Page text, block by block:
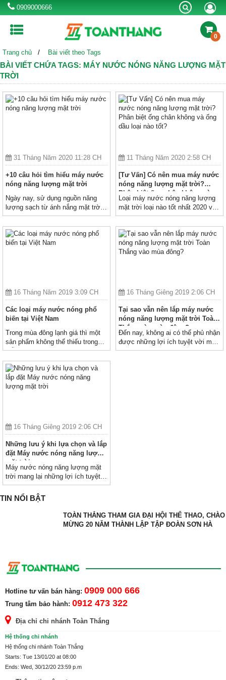
0909000666
MÁY LỌC NƯỚC RO BÌNH NƯỚC NÓNG
NLMT
BỒN TỰ HOẠI BỒN NƯỚC INOX BỒN NHỰA
CHẬU RỬA INOX VÒI CHẬU RỬA SEN VÒI
Liên hệ tư vấn mua hàng:0909000666
Liên hệ bảo hành:0912 473 322
Toàn thắng
0
Trang chủ Bài viết theo Tags
BÀI VIẾT CHỨA TAGS: MÁY NƯỚC NÓNG NĂNG LƯỢNG MẶT
TRỜI
31 Tháng Năm 2020 11:28 CH
+10 câu hỏi tìm hiểu máy nước
nóng năng lượng mặt trời
Ngày nay, sử dụng nguồn năng
lượng sạch từ ánh nắng mặt trời
đã trở thành xu hướng phát triển
của toàn cầu
11 Tháng Năm 2020 2:58 CH
[Tư Vấn] Có nên mua máy nước
nóng năng lượng mặt trời?
Phân biệt ống chân không và
ống dầu loại nào tốt?
Loại máy nước nóng năng lượng
mặt trời loại nào tốt nhất 2020 và
tiêu chí lựa chọn để vừa tiết kiệm,
độ bền cao mà loại cho hiệu quả
hoạt động tốt nhất. Phân biệt ống
chân không và ống dầu loại nào
tốt 2020
16 Tháng Năm 2019 3:09 CH
Các loại máy nước nóng phổ
biến tại Việt Nam
Trong mùa đông lạnh giá thì một
sản phẩm không thể thiếu trong
mỗi hộ gia đình đó là máy nước
nóng (hay bình nóng lạnh)
16 Tháng Giêng 2019 2:06 CH
Tại sao vẫn nên lắp máy nước
nóng năng lượng mặt trời Toàn
Thắng vào mùa đông?
Đến nay, không ai có thể phủ nhận
được những lợi ích tuyệt vời mà
Máy nước nóng năng lượng mặt
16 Tháng Giêng 2019 2:06 CH
Những lưu ý khi lựa chọn và lắp
đặt Máy nước nóng năng lượng
mặt trời
Máy nước nóng năng lượng mặt
trời mang lại những lợi ích tuyệt
vời cho người sử dụng. Nhưng
làm thế nào để lựa chọn và lắp đặt
sản phẩm giúp mang lại hiệu quả
TIN NỔI BẬT
TOÀN THẮNG THAM GIA ĐẠI HỘI THỂ THAO, CHÀO
MỪNG 20 NĂM THÀNH LẬP TẬP ĐOÀN SƠN HÀ
Hotline tư vấn bán hàng: 0909 000 666
Trung tâm bảo hành: 0912 473 322
Địa chỉ chi nhánh Toàn Thắng
Hệ thống chi nhánh
Hệ thống chi nhánh Toàn Thắng
Starts: Tue 13/01/20 at 08:00
Ends: Wed, 30/12/20 23:59 p.m